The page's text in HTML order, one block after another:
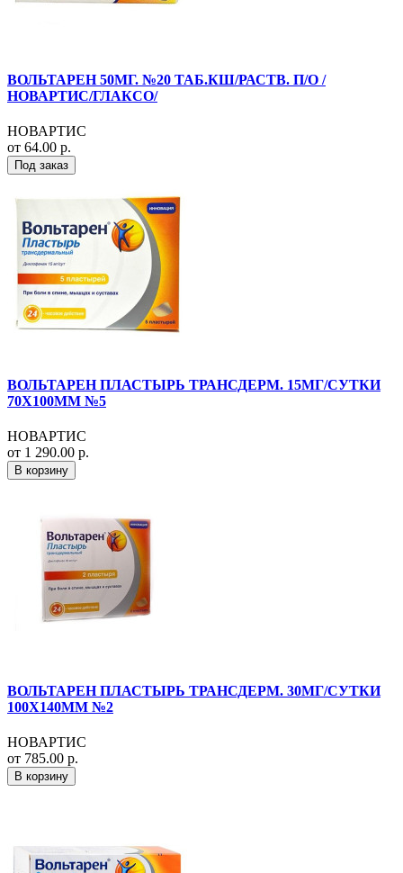
ВОЛЬТАРЕН 50МГ. №20 ТАБ.КШ/РАСТВ. П/О /
НОВАРТИС/ГЛАКСО/
НОВАРТИС
от 64.00 р.
Под заказ
ВОЛЬТАРЕН ПЛАСТЫРЬ ТРАНСДЕРМ. 15МГ/СУТКИ
70Х100ММ №5
НОВАРТИС
от 1 290.00 р.
В корзину
ВОЛЬТАРЕН ПЛАСТЫРЬ ТРАНСДЕРМ. 30МГ/СУТКИ
100Х140ММ №2
НОВАРТИС
от 785.00 р.
В корзину